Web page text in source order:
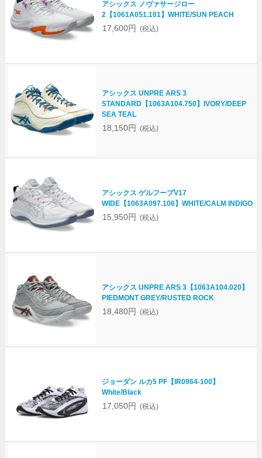
アシックス ノヴァサージロー
2【1061A051.101】WHITE/SUN PEACH
17,600円 (税込)
アシックス UNPRE ARS 3
STANDARD【1063A104.750】IVORY/DEEP
SEA TEAL
18,150円 (税込)
アシックス ゲルフープV17
WIDE【1063A097.106】WHITE/CALM INDIGO
15,950円 (税込)
アシックス UNPRE ARS 3【1063A104.020】
PIEDMONT GREY/RUSTED ROCK
18,480円 (税込)
ジョーダン ルカ5 PF【IR0964-100】
White/Black
17,050円 (税込)